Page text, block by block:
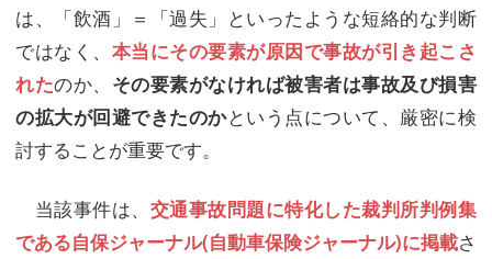
は、「飲酒」＝「過失」といったような短絡的な判断
ではなく、 本当にその要素が原因で事故が引き起こさ
れたのか、 その要素がなければ被害者は事故及び損害
の拡大が回避できたのかという点について、厳密に検
討することが重要です。
当該事件は、 交通事故問題に特化した裁判所判例集
である自保ジャーナル(自動車保険ジャーナル)に掲載さ